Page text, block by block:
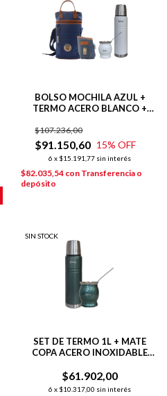
BOLSO MOCHILA AZUL +
TERMO ACERO BLANCO +
YERBERA AZUL
$91.150,60
$107.236,00
15% OFF
6 x $15.191,77 sin interés
$82.035,54 con Transferencia o
depósito
SIN STOCK
SET DE TERMO 1L + MATE
COPA ACERO INOXIDABLE
$61.902,00
6 x $10.317,00 sin interés